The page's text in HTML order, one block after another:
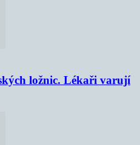
ložnic. Lékaři varují